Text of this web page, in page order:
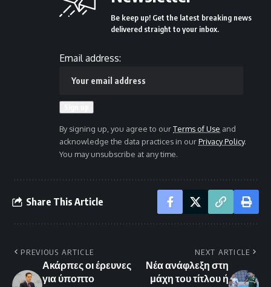
Be keep up! Get the latest breaking news
delivered straight to your inbox.
Email address:
By signing up, you agree to ourTerms of Use and
acknowledge the data practices in ourPrivacy Policy.
You may unsubscribe at any time.
Share This Article
PREVIOUS ARTICLE
Ακάρπες οι έρευνες
για ύποπτο
NEXT ARTICLE
Νέα ανάφλεξη στη
μάχη του τίτλου ή